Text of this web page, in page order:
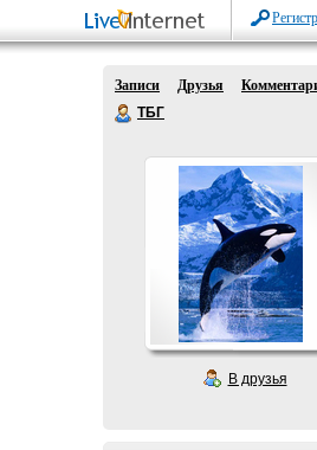
Записи Друзья
ТБГ
В друзья